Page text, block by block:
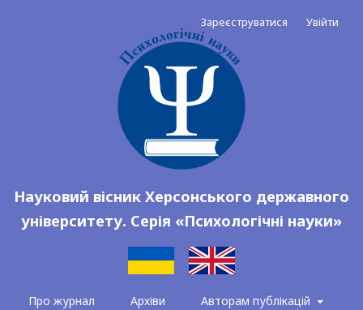
Науковий вісник Херсонського державного
університету. Серія «Психологічні науки»
Про журнал Архіви
Авторам публікацій
Зареєструватися Увійти